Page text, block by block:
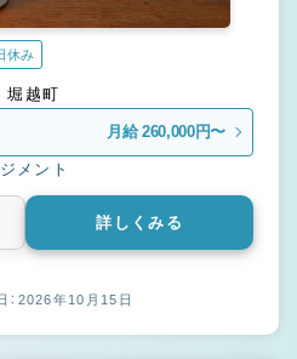
休み
大阪府 大阪市天王寺区 堀越町
月給 260,000円〜
メント
詳しくみる
：2026年10月15日